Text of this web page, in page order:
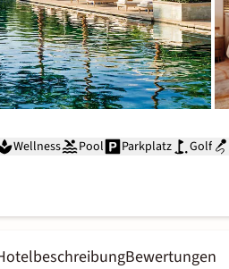
Wellness Pool Parkplatz Golf
Bewertungen